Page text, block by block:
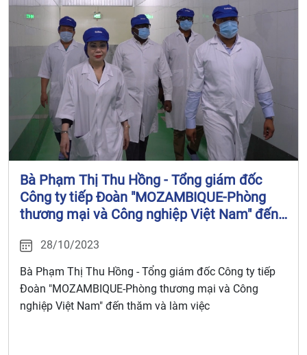
Bà Phạm Thị Thu Hồng - Tổng giám đốc
Công ty tiếp Đoàn "MOZAMBIQUE-Phòng
thương mại và Công nghiệp Việt Nam" đến
28/10/2023
Bà Phạm Thị Thu Hồng - Tổng giám đốc Công ty tiếp
Đoàn "MOZAMBIQUE-Phòng thương mại và Công
nghiệp Việt Nam" đến thăm và làm việc